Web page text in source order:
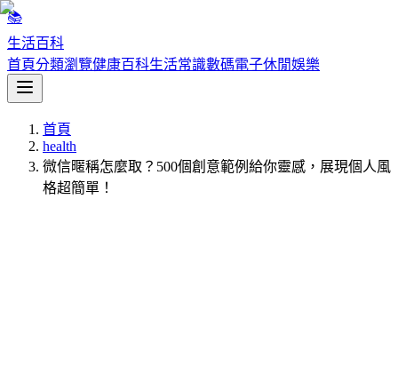
📚
生活百科
首頁分類瀏覽健康百科生活常識數碼電子休閒娛樂
首頁
health
微信暱稱怎麼取？500個創意範例給你靈感，展現個人風
格超簡單！